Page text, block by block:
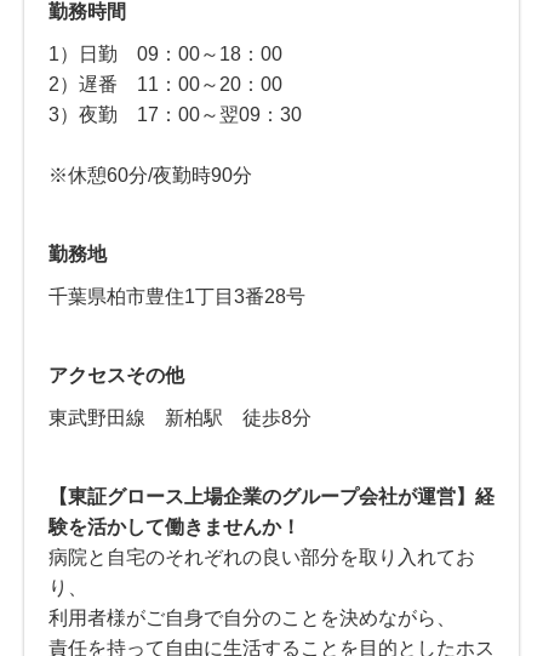
勤務時間
1）日勤 09：00～18：00
2）遅番 11：00～20：00
3）夜勤 17：00～翌09：30
※休憩60分/夜勤時90分
勤務地
千葉県柏市豊住1丁目3番28号
アクセスその他
東武野田線 新柏駅 徒歩8分
【東証グロース上場企業のグループ会社が運営】経
験を活かして働きませんか！
病院と自宅のそれぞれの良い部分を取り入れてお
り、
利用者様がご自身で自分のことを決めながら、
責任を持って自由に生活することを目的としたホス